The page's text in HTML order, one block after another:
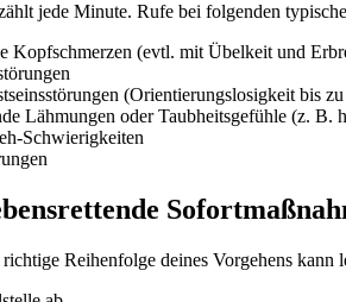
jede Minute. Rufe bei folgenden
Kopfschmerzen (evtl. mit Übelkeit und
(Orientierungslosigkeit bis
Lähmungen oder Taubheitsgefühle (z. B.
Schwierigkeiten
Reihenfolge deines Vorgehens kann